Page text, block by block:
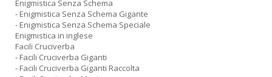
Enigmistica Senza Schema
- Enigmistica Senza Schema Gigante
- Enigmistica Senza Schema Speciale
Enigmistica in inglese
Facili Cruciverba
- Facili Cruciverba Giganti
- Facili Cruciverba Giganti Raccolta